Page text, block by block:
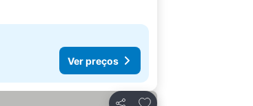
Ver preços
Adicionar aos favoritos